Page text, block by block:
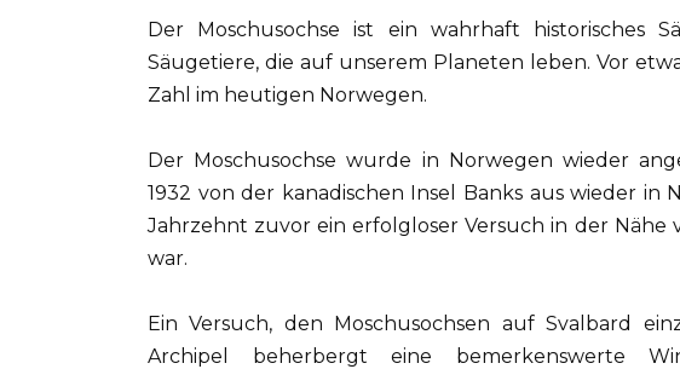
Der Moschusochse ist ein wahrhaft historisches
Säugetiere, die auf unserem Planeten leben. Vor
Zahl im heutigen Norwegen.
Der Moschusochse wurde in Norwegen wieder
1932 von der kanadischen Insel Banks aus wieder in
Jahrzehnt zuvor ein erfolgloser Versuch in der
war.
Ein Versuch, den Moschusochsen auf Svalbard
Archipel beherbergt eine bemerkenswerte